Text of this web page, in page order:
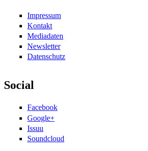
Impressum
Kontakt
Mediadaten
Newsletter
Datenschutz
Social
Facebook
Google+
Issuu
Soundcloud